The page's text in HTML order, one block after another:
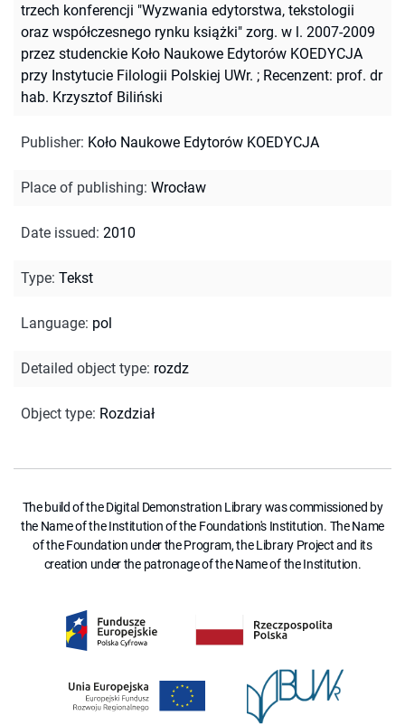
trzech konferencji "Wyzwania edytorstwa, tekstologii
oraz współczesnego rynku książki" zorg. w l. 2007-2009
przez studenckie Koło Naukowe Edytorów KOEDYCJA
przy Instytucie Filologii Polskiej UWr. ; Recenzent: prof. dr
hab. Krzysztof Biliński
Publisher: Koło Naukowe Edytorów KOEDYCJA
Place of publishing: Wrocław
Date issued: 2010
Type: Tekst
Language: pol
Detailed object type: rozdz
Object type: Rozdział
The build of the Digital Demonstration Library was commissioned by
the Name of the Institution of the Foundation's Institution. The Name
of the Foundation under the Program, the Library Project and its
creation under the patronage of the Name of the Institution.